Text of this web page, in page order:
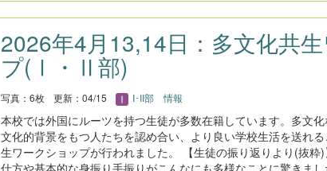
2026年4月13,14日：多文化共
プ(Ⅰ・Ⅱ部)
写真：6枚 更新：04/15 I･II部 情報
本校では外国にルーツを持つ生徒が多数在籍しています。多文
文化的背景をもつ人たちを認め合い、より良い学校生活を送れ
生ワークショップが行われました。 【生徒の振り返りより(抜粋
仕方や基本的な身振り手振りがこんなにも多様なことに驚きま